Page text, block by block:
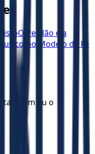
O Perdão e a
como Modelo de Fé
também eu o